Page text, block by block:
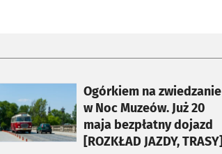
Ogórkiem na zwiedzanie
w Noc Muzeów. Już 20
maja bezpłatny dojazd
[ROZKŁAD JAZDY, TRASY]
otworzy się w nowej karcie